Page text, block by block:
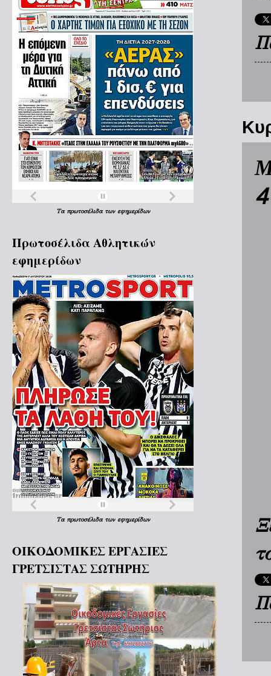
4
Τα πρωτοσέλιδα των εφημερίδων
Πρωτοσέλιδα Aθλητικών
εφημερίδων
Τα πρωτοσέλιδα των εφημερίδων
ΟΙΚΟΔΟΜΙΚΕΣ ΕΡΓΑΣΙΕΣ
ΓΡΕΤΣΙΣΤΑΣ ΣΩΤΗΡΗΣ